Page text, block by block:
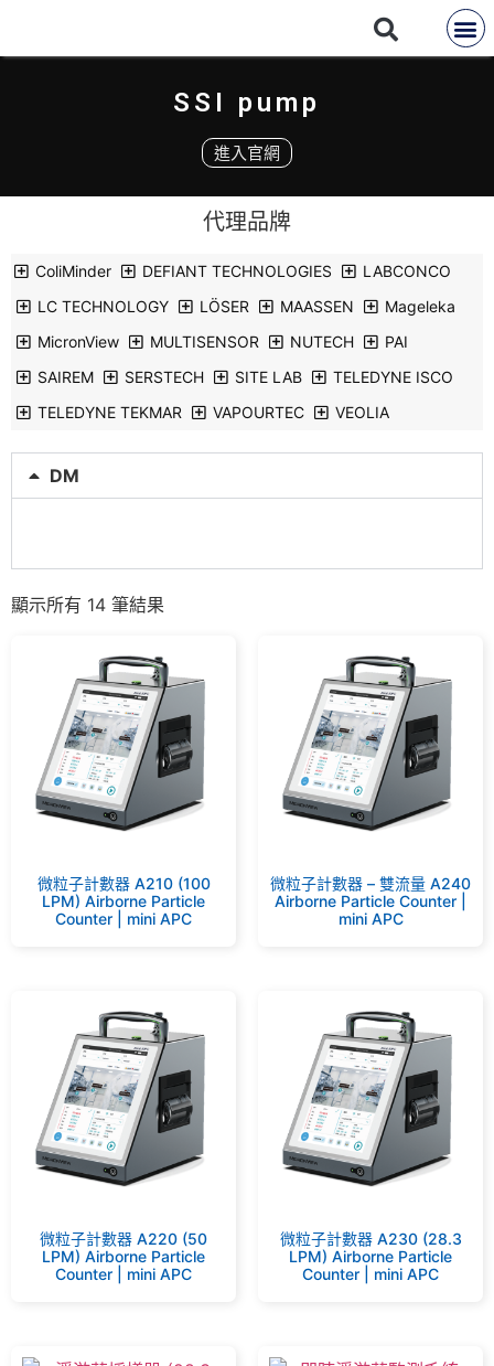
SSI pump
進入官網
代理品牌
ColiMinder DEFIANT TECHNOLOGIES
LABCONCO
LC TECHNOLOGY
LÖSER MAASSEN
Mageleka
MicronView
MULTISENSOR NUTECH
PAI
SAIREM
SERSTECH SITE LAB
TELEDYNE ISCO
TELEDYNE TEKMAR
VAPOURTEC VEOLIA
DM
顯示所有 14 筆結果
微粒子計數器 A210 (100
LPM) Airborne Particle
Counter | mini APC
微粒子計數器 – 雙流量 A240
Airborne Particle Counter |
mini APC
微粒子計數器 A220 (50
LPM) Airborne Particle
Counter | mini APC
微粒子計數器 A230 (28.3
LPM) Airborne Particle
Counter | mini APC